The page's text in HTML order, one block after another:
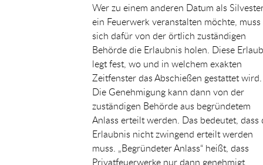
Wer zu einem anderen Datum als
ein Feuerwerk veranstalten möchte, muss
sich dafür von der örtlich zuständigen
Behörde die Erlaubnis holen. Diese
legt fest, wo und in welchem exakten
Zeitfenster das Abschießen gestattet wird.
Die Genehmigung kann dann von der
zuständigen Behörde aus begründetem
Anlass erteilt werden. Das bedeutet, dass
Erlaubnis nicht zwingend erteilt werden
muss. „Begründeter Anlass“ heißt, dass
Privatfeuerwerke nur dann genehmigt